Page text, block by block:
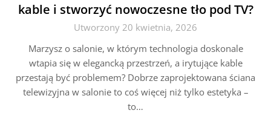
kable i stworzyć nowoczesne tło pod TV?
Utworzony 20 kwietnia, 2026
Marzysz o salonie, w którym technologia doskonale
wtapia się w elegancką przestrzeń, a irytujące kable
przestają być problemem? Dobrze zaprojektowana ściana
telewizyjna w salonie to coś więcej niż tylko estetyka –
to…